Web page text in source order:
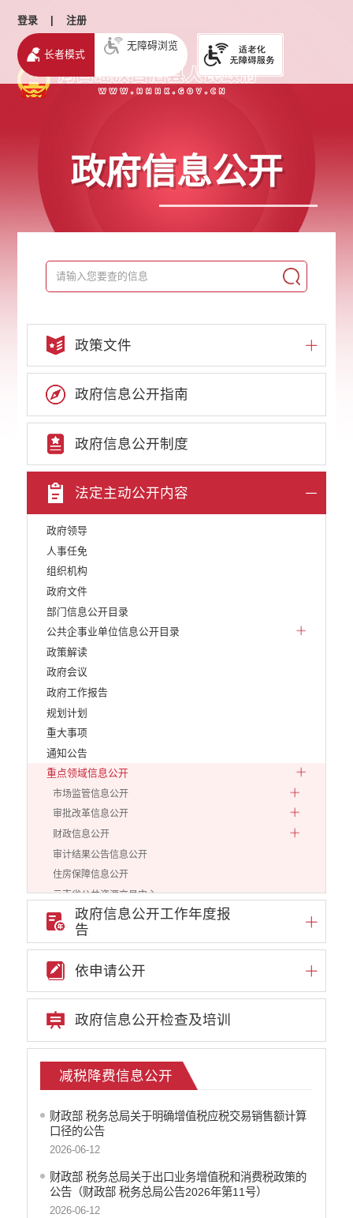
登录 | 注册
长者模式
无障碍浏览
政府信息公开
政策文件
政府信息公开指南
政府信息公开制度
法定主动公开内容
政府领导
人事任免
组织机构
政府文件
部门信息公开目录
公共企事业单位信息公开目录
政策解读
政府会议
政府工作报告
规划计划
重大事项
通知公告
重点领域信息公开
市场监管信息公开
审批改革信息公开
财政信息公开
审计结果公告信息公开
住房保障信息公开
云南省公共资源交易中心
环境保护信息公开
价格和收费信息公开
重大建设项目信息公开
医疗卫生机构信息公开
旅游市场秩序和服务质量信息公开
征地信息公开
乡村振兴工作信息公开
创建国家园林县城
文化机构信息公开
民政信息公开
政府信息公开工作年度报
告
依申请公开
政府信息公开检查及培训
减税降费信息公开
财政部 税务总局关于明确增值税应税交易销售额计算
口径的公告
2026-06-12
财政部 税务总局关于出口业务增值税和消费税政策的
公告（财政部 税务总局公告2026年第11号）
2026-06-12